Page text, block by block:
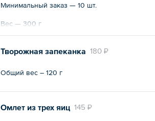
Минимальный заказ — 10 шт.
Вес — 300 г
180 ₽
Творожная запеканка
Общий вес – 120 г
145 ₽
Омлет из трех яиц